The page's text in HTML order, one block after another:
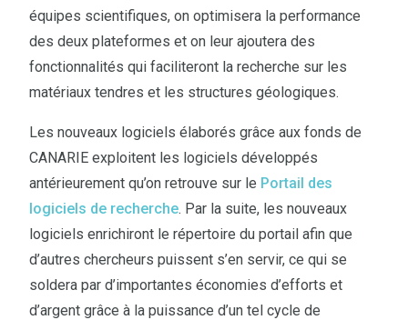
équipes scientifiques, on optimisera la performance
des deux plateformes et on leur ajoutera des
fonctionnalités qui faciliteront la recherche sur les
matériaux tendres et les structures géologiques.
Les nouveaux logiciels élaborés grâce aux fonds de
CANARIE exploitent les logiciels développés
antérieurement qu’on retrouve sur le Portail des
logiciels de recherche. Par la suite, les nouveaux
logiciels enrichiront le répertoire du portail afin que
d’autres chercheurs puissent s’en servir, ce qui se
soldera par d’importantes économies d’efforts et
d’argent grâce à la puissance d’un tel cycle de